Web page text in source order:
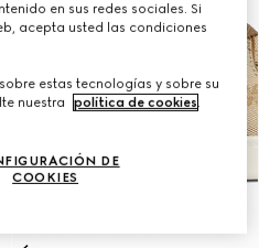
en sus redes sociales. Si
acepta usted las condiciones
estas tecnologías y sobre su
nuestra
política de cookies.
DE
COOKIES